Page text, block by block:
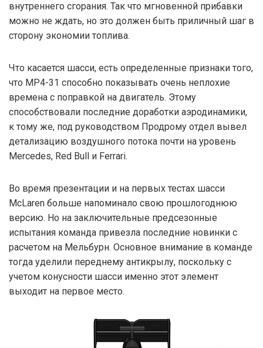
внутреннего сгорания. Так что мгновенной прибавки
можно не ждать, но это должен быть приличный шаг в
сторону экономии топлива.
Что касается шасси, есть определенные признаки того,
что MP4-31 способно показывать очень неплохие
времена с поправкой на двигатель. Этому
способствовали последние доработки аэродинамики,
к тому же, под руководством Продрому отдел вывел
детализацию воздушного потока почти на уровень
Mercedes, Red Bull и Ferrari.
Во время презентации и на первых тестах шасси
McLaren больше напоминало свою прошлогоднюю
версию. Но на заключительные предсезонные
испытания команда привезла последние новинки с
расчетом на Мельбурн. Основное внимание в команде
тогда уделили переднему антикрылу, поскольку с
учетом конусности шасси именно этот элемент
выходит на первое место.